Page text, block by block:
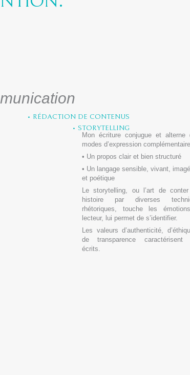
• RÉDACTION DE CONTENUS
• STORYTELLING
Mon écriture conjugue et alterne
modes d’expression
• Un propos clair et bien structuré
• Un langage sensible, vivant, imagé
et poétique
Le storytelling, ou l’art de
histoire par diverses
rhétoriques, touche les
lecteur, lui permet de s’identifier.
Les valeurs d’authenticité,
de transparence caractérisent
écrits.